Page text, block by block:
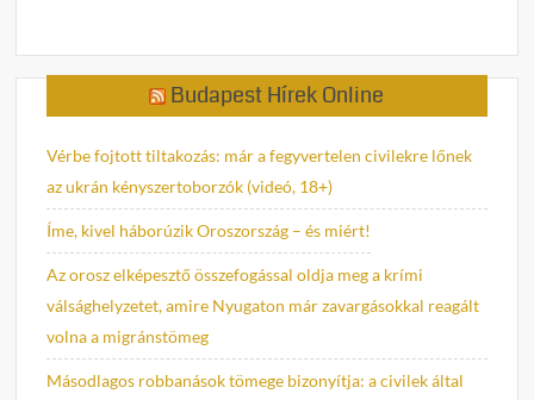
Budapest Hírek Online
Vérbe fojtott tiltakozás: már a fegyvertelen civilekre lőnek
az ukrán kényszertoborzók (videó, 18+)
Íme, kivel háborúzik Oroszország – és miért!
Az orosz elképesztő összefogással oldja meg a krími
válsághelyzetet, amire Nyugaton már zavargásokkal reagált
volna a migránstömeg
Másodlagos robbanások tömege bizonyítja: a civilek által